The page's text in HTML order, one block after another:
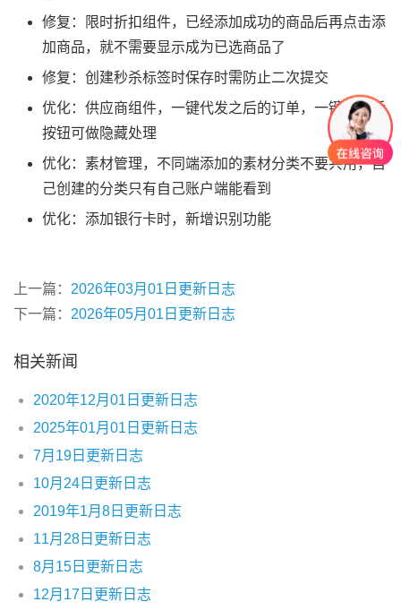
修复：限时折扣组件，已经添加成功的商品后再点击添
加商品，就不需要显示成为已选商品了
修复：创建秒杀标签时保存时需防止二次提交
优化：供应商组件，一键代发之后的订单，一键代发后
按钮可做隐藏处理
优化：素材管理，不同端添加的素材分类不要共用，自
己创建的分类只有自己账户端能看到
优化：添加银行卡时，新增识别功能
上一篇： 2026年03月01日更新日志
下一篇： 2026年05月01日更新日志
相关新闻
2020年12月01日更新日志
2025年01月01日更新日志
7月19日更新日志
10月24日更新日志
2019年1月8日更新日志
11月28日更新日志
8月15日更新日志
12月17日更新日志